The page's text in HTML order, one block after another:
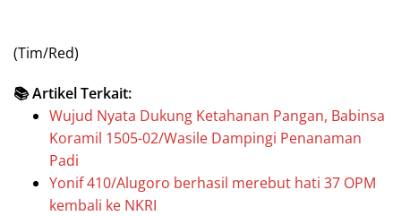
(Tim/Red)
📚 Artikel Terkait:
Wujud Nyata Dukung Ketahanan Pangan, Babinsa
Koramil 1505-02/Wasile Dampingi Penanaman
Padi
Yonif 410/Alugoro berhasil merebut hati 37 OPM
kembali ke NKRI